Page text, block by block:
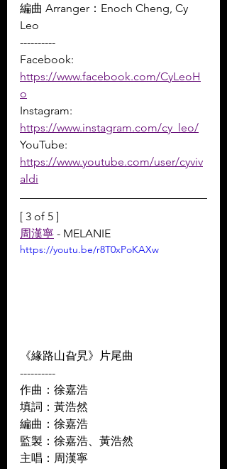
編曲 Arranger：Enoch Cheng, Cy
Leo
----------
Facebook:
https://www.facebook.com/CyLeoH
o
Instagram:
https://www.instagram.com/cy_leo/
YouTube:
https://www.youtube.com/user/cyviv
aldi
[ 3 of 5 ]
周漢寧 - MELANIE
https://youtu.be/r8T0xPoKAXw
《緣路山旮旯》片尾曲
----------
作曲：徐嘉浩
填詞：黃浩然
編曲：徐嘉浩
監製：徐嘉浩、黃浩然
主唱：周漢寧